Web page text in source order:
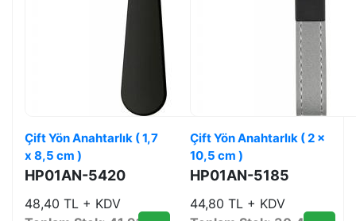
Çift Yön Anahtarlık ( 1,7
x 8,5 cm )
HP01AN-5420
48,40 TL + KDV
Çift Yön Anahtarlık ( 2 x
10,5 cm )
HP01AN-5185
44,80 TL + KDV